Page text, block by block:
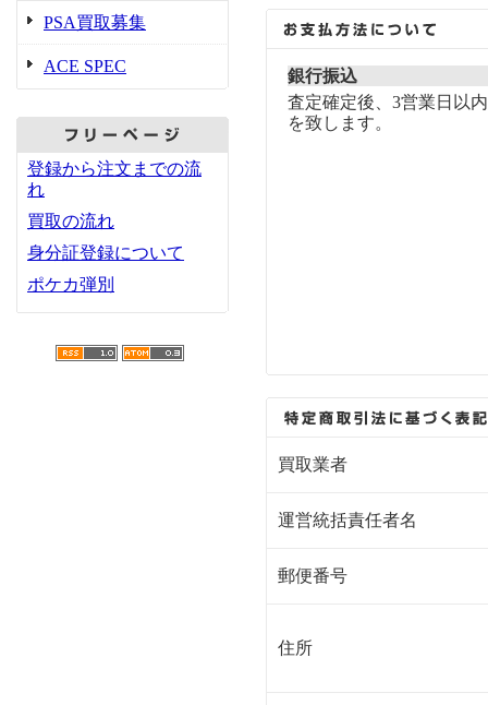
PSA買取募集
ACE SPEC
登録から注文までの流
れ
買取の流れ
身分証登録について
ポケカ弾別
銀行振込
査定確定後、3営業日以
を致します。
買取業者
運営統括責任者名
郵便番号
住所